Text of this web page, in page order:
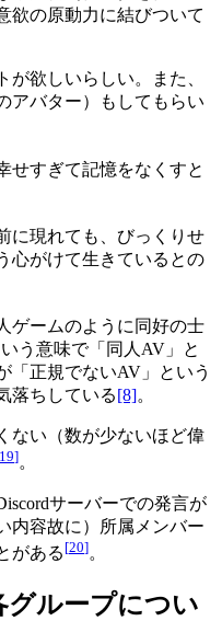
欲の原動力に結びついて
が欲しいらしい。また、
アバター）もしてもらい
せすぎて記憶をなくすと
に現れても、びっくりせ
心がけて生きているとの
ゲームのように同好の士
う意味で「同人AV」と
「正規でないAV」という
落ちしている [8]。
ない（数が少ないほど偉
19]。
サーバーでの発言が
内容故に）所属メンバー
がある [20]。
グループについ